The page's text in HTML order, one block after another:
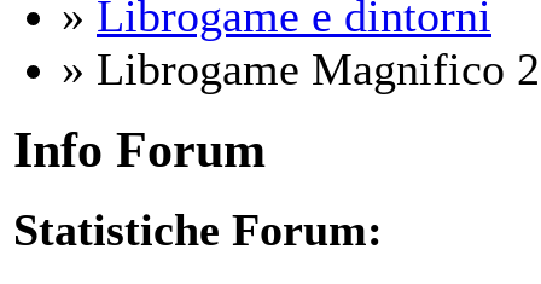
» Librogame e dintorni
» Librogame Magnifico
Info Forum
Statistiche Forum: